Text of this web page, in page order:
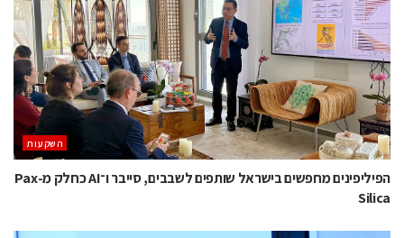
השקעות
הפיליפינים מחפשים בישראל שותפים לשבבים, סייבר ו־AI כחלק מ-Pax
Silica